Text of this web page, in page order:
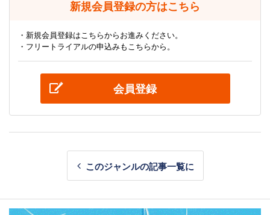
新規会員登録の方はこちら
・新規会員登録はこちらからお進みください。
・フリートライアルの申込みもこちらから。
会員登録
このジャンルの記事一覧に